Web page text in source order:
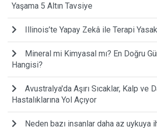
Yaşama 5 Altın Tavsiye
Illinois’te Yapay Zekâ ile Terapi
Mineral mi Kimyasal mı? En Doğru
Hangisi?
Avustralya'da Aşırı Sıcaklar, Kalp ve
Hastalıklarına Yol Açıyor
Neden bazı insanlar daha az uykuya